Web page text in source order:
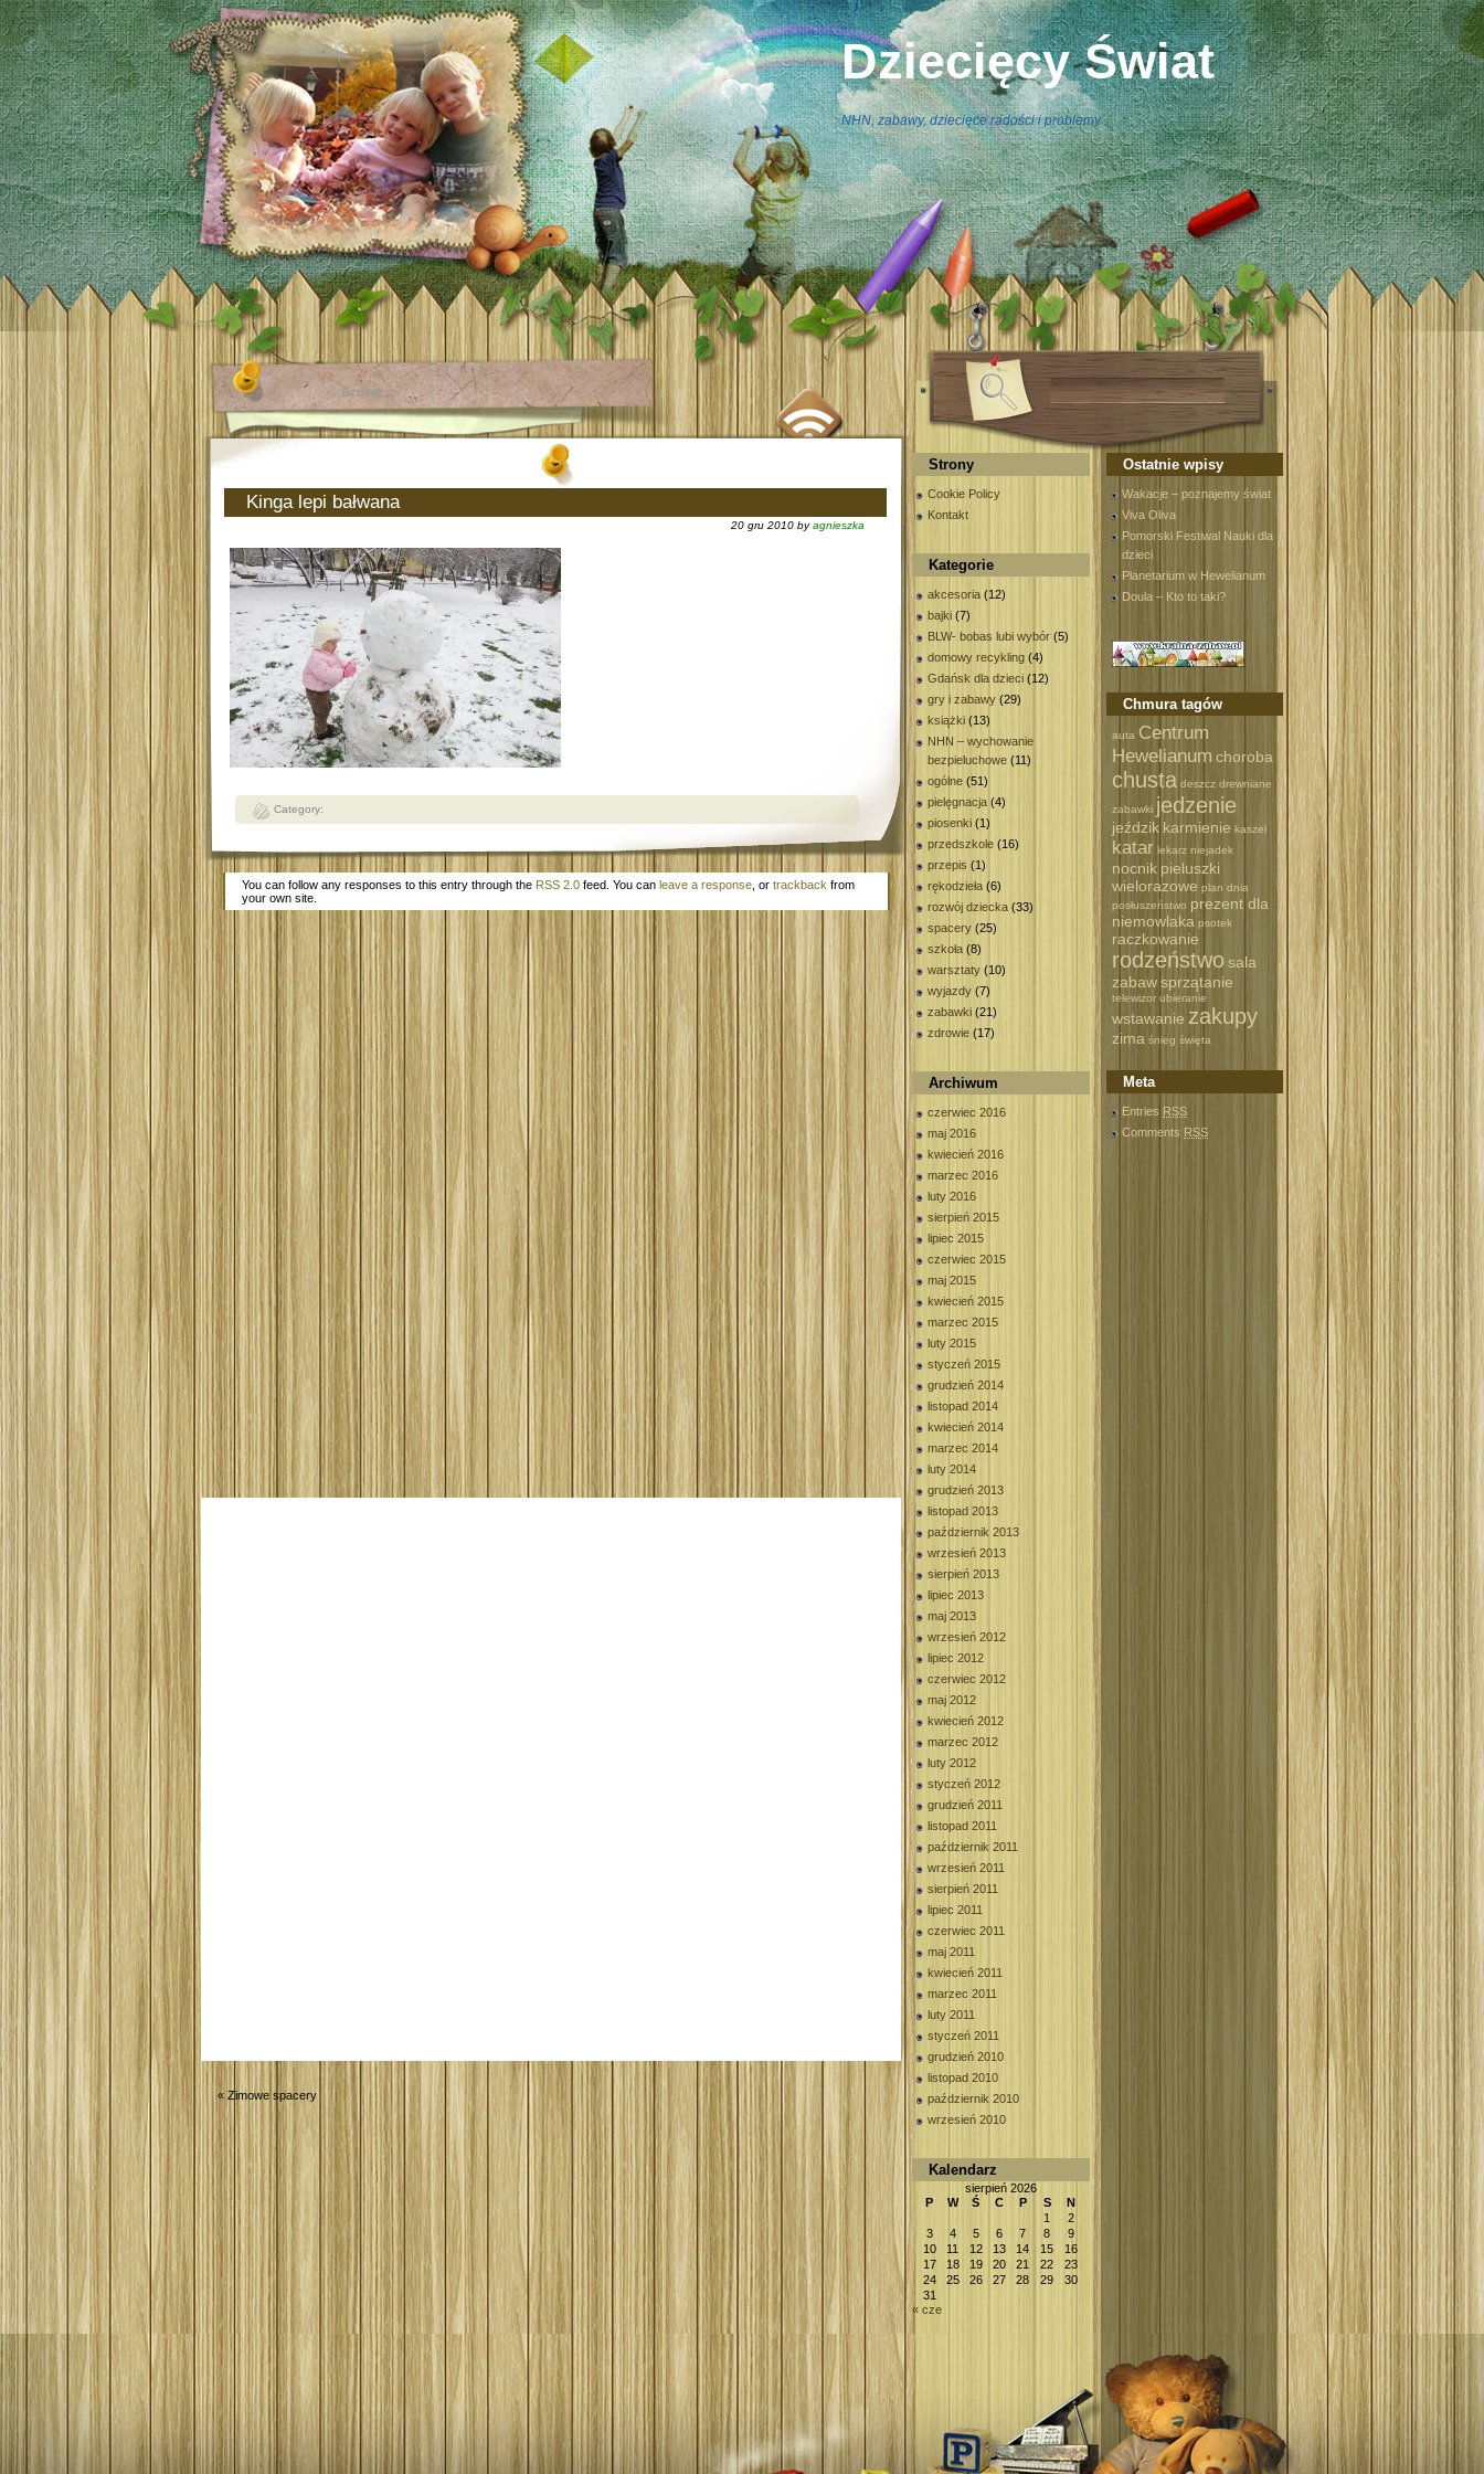
Dziecięcy Świat
NHN, zabawy, dziecięce radości i problemy
Kinga lepi bałwana
20 gru 2010 byagnieszka
Category:
You can follow any responses to this entry through the RSS 2.0 feed. You can leave a response , or trackback from
your own site.
« Zimowe spacery
Strony
Cookie Policy
Kontakt
Kategorie
akcesoria (12)
bajki (7)
BLW- bobas lubi wybór (5)
domowy recykling (4)
Gdańsk dla dzieci (12)
gry i zabawy (29)
książki (13)
NHN – wychowanie
bezpieluchowe (11)
ogólne (51)
pielęgnacja (4)
piosenki (1)
przedszkole (16)
przepis (1)
rękodzieła (6)
rozwój dziecka (33)
spacery (25)
szkoła (8)
warsztaty (10)
wyjazdy (7)
zabawki (21)
zdrowie (17)
Archiwum
czerwiec 2016
maj 2016
kwiecień 2016
marzec 2016
luty 2016
sierpień 2015
lipiec 2015
czerwiec 2015
maj 2015
kwiecień 2015
marzec 2015
luty 2015
styczeń 2015
grudzień 2014
listopad 2014
kwiecień 2014
marzec 2014
luty 2014
grudzień 2013
listopad 2013
październik 2013
wrzesień 2013
sierpień 2013
lipiec 2013
maj 2013
wrzesień 2012
lipiec 2012
czerwiec 2012
maj 2012
kwiecień 2012
marzec 2012
luty 2012
styczeń 2012
grudzień 2011
listopad 2011
październik 2011
wrzesień 2011
sierpień 2011
lipiec 2011
czerwiec 2011
maj 2011
kwiecień 2011
marzec 2011
luty 2011
styczeń 2011
grudzień 2010
listopad 2010
październik 2010
wrzesień 2010
Kalendarz
sierpień 2026
P
W Ś C P S
N
1
2
3
4 5 6 7 8
9
10
11 12 13 14 15
16
17
18 19 20 21 22
23
24
25 26 27 28 29
30
31
« cze
Ostatnie wpisy
Wakacje – poznajemy świat
Viva Oliva
Pomorski Festiwal Nauki dla
dzieci
Planetarium w Hewelianum
Doula – Kto to taki?
Chmura tagów
auta Centrum
Hewelianum choroba
chusta deszcz drewniane
zabawki jedzenie
jeździk karmienie kaszel
katar lekarz niejadek
nocnik pieluszki
wielorazowe plan dnia
posłuszeństwo prezent dla
niemowlaka psotek
raczkowanie
rodzeństwo sala
zabawsprzątanie
telewizor ubieranie
wstawanie zakupy
zima śnieg święta
Meta
Entries RSS
Comments RSS